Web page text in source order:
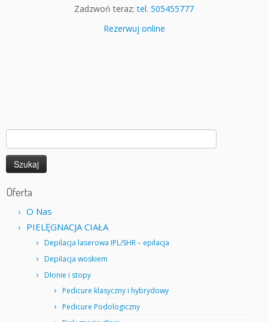
Zadzwoń teraz:tel. 505455777
Rezerwuj online
Oferta
O Nas
PIELĘGNACJA CIAŁA
Depilacja laserowa IPL/SHR – epilacja
Depilacja woskiem
Dłonie i stopy
Pedicure klasyczny i hybrydowy
Pedicure Podologiczny